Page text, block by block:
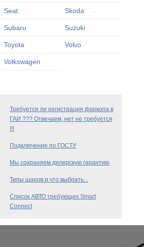
Seat Skoda
Subaru Suzuki
Toyota Volvo
Volkswagen
Требуется ли регистрация фаркопа в
ГАИ ??? Отвечаем, нет не требуется
!!!
Подключение по ГОСТУ
Мы сохраняем дилерскую гарантию
Типы шаров и что выбрать...
Список АВТО требующих Smart
Connect